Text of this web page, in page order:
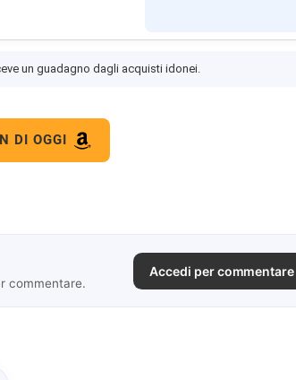
un guadagno dagli acquisti idonei.
DI OGGI
commentare.
Accedi per commentare